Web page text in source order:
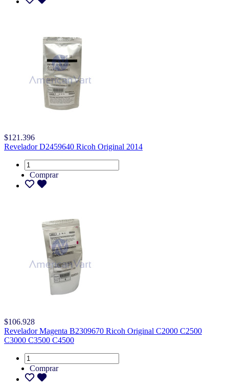
$121.396
Revelador D2459640 Ricoh Original 2014
Comprar
$106.928
Revelador Magenta B2309670 Ricoh Original C2000 C2500
C3000 C3500 C4500
Comprar